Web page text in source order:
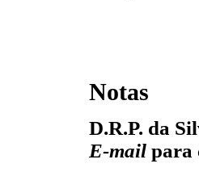
Notas
D.R.P. da
E-mail para